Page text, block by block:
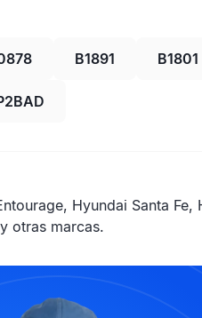
B1891 B1801
Hyundai Santa Fe,
otras marcas.